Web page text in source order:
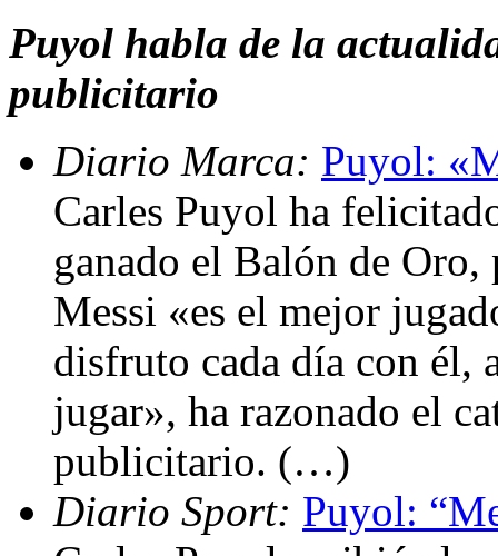
Puyol habla de la
publicitario
Diario Marca: Puyol:
Carles Puyol ha
ganado el Balón de Oro,
Messi «es el mejor
disfruto cada día con él,
jugar», ha razonado el
publicitario. (…)
Diario Sport: Puyol: